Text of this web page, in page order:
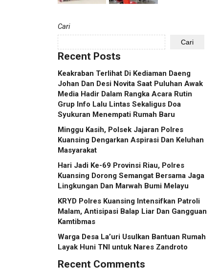
Cari
Cari
Recent Posts
Keakraban Terlihat Di Kediaman Daeng
Johan Dan Desi Novita Saat Puluhan Awak
Media Hadir Dalam Rangka Acara Rutin
Grup Info Lalu Lintas Sekaligus Doa
Syukuran Menempati Rumah Baru
Minggu Kasih, Polsek Jajaran Polres
Kuansing Dengarkan Aspirasi Dan Keluhan
Masyarakat
Hari Jadi Ke-69 Provinsi Riau, Polres
Kuansing Dorong Semangat Bersama Jaga
Lingkungan Dan Marwah Bumi Melayu
KRYD Polres Kuansing Intensifkan Patroli
Malam, Antisipasi Balap Liar Dan Gangguan
Kamtibmas
Warga Desa La’uri Usulkan Bantuan Rumah
Layak Huni TNI untuk Nares Zandroto
Recent Comments